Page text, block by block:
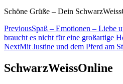
Schöne Grüße – Dein
Beitragsnavigation
PreviousSpaß – Emotionen – Liebe
braucht es nicht für eine großartige
NextMit Justine und dem Pferd am
SchwarzWeissOnline